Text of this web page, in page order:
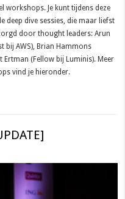
workshops. Je kunt tijdens deze
deep dive sessies, die maar liefst
door thought leaders: Arun
bij AWS), Brian Hammons
Ertman (Fellow bij Luminis). Meer
vind je hieronder.